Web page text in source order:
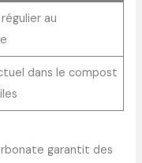
au
dans le compost
garantit des